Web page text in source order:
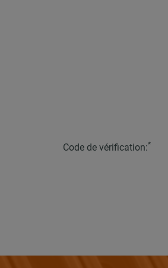
Code de vérification:*